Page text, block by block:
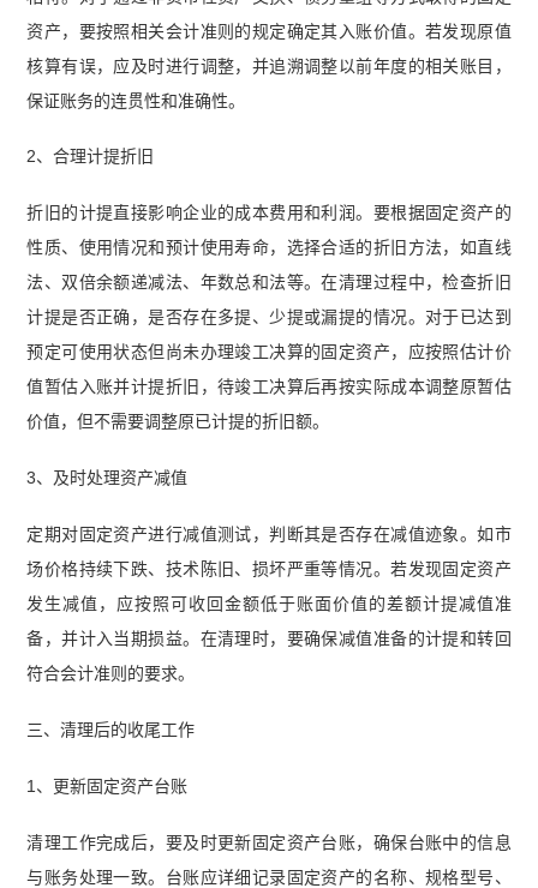
资产，要按照相关会计准则的规定确定其入账价值。若发现原值
核算有误，应及时进行调整，并追溯调整以前年度的相关账目，
保证账务的连贯性和准确性。
2、合理计提折旧
折旧的计提直接影响企业的成本费用和利润。要根据固定资产的
性质、使用情况和预计使用寿命，选择合适的折旧方法，如直线
法、双倍余额递减法、年数总和法等。在清理过程中，检查折旧
计提是否正确，是否存在多提、少提或漏提的情况。对于已达到
预定可使用状态但尚未办理竣工决算的固定资产，应按照估计价
值暂估入账并计提折旧，待竣工决算后再按实际成本调整原暂估
价值，但不需要调整原已计提的折旧额。
3、及时处理资产减值
定期对固定资产进行减值测试，判断其是否存在减值迹象。如市
场价格持续下跌、技术陈旧、损坏严重等情况。若发现固定资产
发生减值，应按照可收回金额低于账面价值的差额计提减值准
备，并计入当期损益。在清理时，要确保减值准备的计提和转回
符合会计准则的要求。
三、清理后的收尾工作
1、更新固定资产台账
清理工作完成后，要及时更新固定资产台账，确保台账中的信息
与账务处理一致。台账应详细记录固定资产的名称、规格型号、